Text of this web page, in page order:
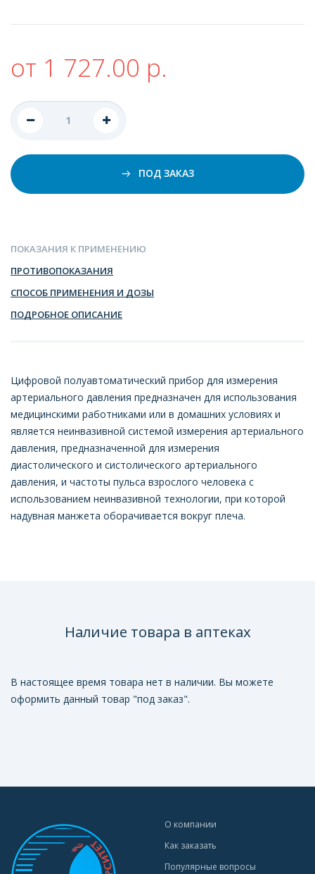
от 1 727.00 р.
ПОД ЗАКАЗ
ПОКАЗАНИЯ К ПРИМЕНЕНИЮ
ПРОТИВОПОКАЗАНИЯ
СПОСОБ ПРИМЕНЕНИЯ И ДОЗЫ
ПОДРОБНОЕ ОПИСАНИЕ
Цифровой полуавтоматический прибор для измерения
артериального давления предназначен для использования
медицинскими работниками или в домашних условиях и
является неинвазивной системой измерения артериального
давления, предназначенной для измерения
диастолического и систолического артериального
давления, и частоты пульса взрослого человека с
использованием неинвазивной технологии, при которой
надувная манжета оборачивается вокруг плеча.
Наличие товара в аптеках
В настоящее время товара нет в наличии. Вы можете
оформить данный товар "под заказ".
О компании
Как заказать
Популярные вопросы